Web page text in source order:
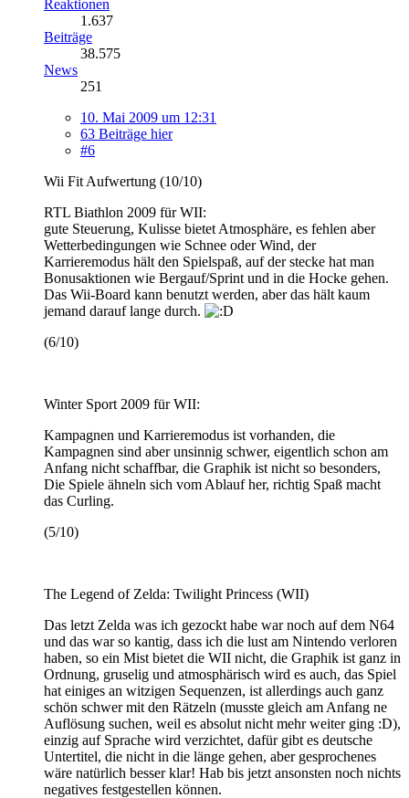
Reaktionen
1.637
Beiträge
38.575
News
251
10. Mai 2009 um 12:31
63 Beiträge hier
#6
Wii Fit Aufwertung (10/10)
RTL Biathlon 2009 für WII:
gute Steuerung, Kulisse bietet Atmosphäre, es fehlen aber
Wetterbedingungen wie Schnee oder Wind, der
Karrieremodus hält den Spielspaß, auf der stecke hat man
Bonusaktionen wie Bergauf/Sprint und in die Hocke gehen.
Das Wii-Board kann benutzt werden, aber das hält kaum
jemand darauf lange durch.
(6/10)
Winter Sport 2009 für WII:
Kampagnen und Karrieremodus ist vorhanden, die
Kampagnen sind aber unsinnig schwer, eigentlich schon am
Anfang nicht schaffbar, die Graphik ist nicht so besonders,
Die Spiele ähneln sich vom Ablauf her, richtig Spaß macht
das Curling.
(5/10)
The Legend of Zelda: Twilight Princess (WII)
Das letzt Zelda was ich gezockt habe war noch auf dem N64
und das war so kantig, dass ich die lust am Nintendo verloren
haben, so ein Mist bietet die WII nicht, die Graphik ist ganz in
Ordnung, gruselig und atmosphärisch wird es auch, das Spiel
hat einiges an witzigen Sequenzen, ist allerdings auch ganz
schön schwer mit den Rätzeln (musste gleich am Anfang ne
Auflösung suchen, weil es absolut nicht mehr weiter ging :D),
einzig auf Sprache wird verzichtet, dafür gibt es deutsche
Untertitel, die nicht in die länge gehen, aber gesprochenes
wäre natürlich besser klar! Hab bis jetzt ansonsten noch nichts
negatives festgestellen können.